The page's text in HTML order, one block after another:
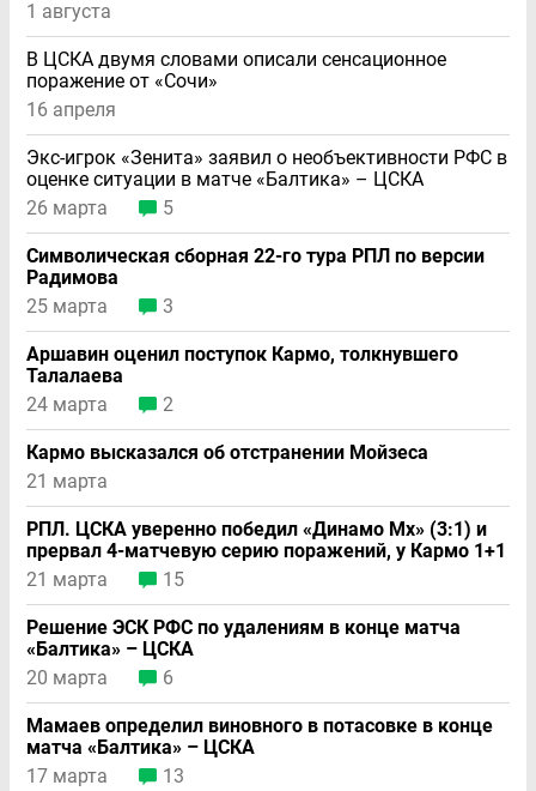
1 августа
В ЦСКА двумя словами описали сенсационное
поражение от «Сочи»
16 апреля
Экс-игрок «Зенита» заявил о необъективности РФС в
оценке ситуации в матче «Балтика» – ЦСКА
26 марта
5
Символическая сборная 22-го тура РПЛ по версии
Радимова
25 марта
3
Аршавин оценил поступок Кармо, толкнувшего
Талалаева
24 марта
2
Кармо высказался об отстранении Мойзеса
21 марта
РПЛ. ЦСКА уверенно победил «Динамо Мх» (3:1) и
прервал 4-матчевую серию поражений, у Кармо 1+1
21 марта
15
Решение ЭСК РФС по удалениям в конце матча
«Балтика» – ЦСКА
20 марта
6
Мамаев определил виновного в потасовке в конце
матча «Балтика» – ЦСКА
17 марта
13